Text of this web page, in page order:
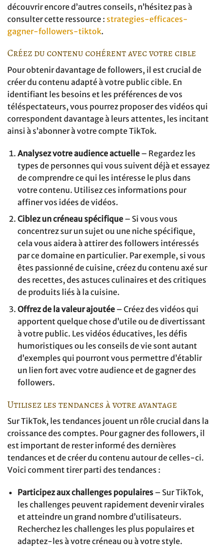
découvrir encore d’autres conseils, n’hésitez pas à
consulter cette ressource : strategies-efficaces-
gagner-followers-tiktok.
Créez du contenu cohérent avec votre cible
Pour obtenir davantage de followers, il est crucial de
créer du contenu adapté à votre public cible. En
identifiant les besoins et les préférences de vos
téléspectateurs, vous pourrez proposer des vidéos qui
correspondent davantage à leurs attentes, les incitant
ainsi à s’abonner à votre compte TikTok.
Analysez votre audience actuelle– Regardez les
types de personnes qui vous suivent déjà et essayez
de comprendre ce qui les intéresse le plus dans
votre contenu. Utilisez ces informations pour
affiner vos idées de vidéos.
Ciblez un créneau spécifique– Si vous vous
concentrez sur un sujet ou une niche spécifique,
cela vous aidera à attirer des followers intéressés
par ce domaine en particulier. Par exemple, si vous
êtes passionné de cuisine, créez du contenu axé sur
des recettes, des astuces culinaires et des critiques
de produits liés à la cuisine.
Offrez de la valeur ajoutée– Créez des vidéos qui
apportent quelque chose d’utile ou de divertissant
à votre public. Les vidéos éducatives, les défis
humoristiques ou les conseils de vie sont autant
d’exemples qui pourront vous permettre d’établir
un lien fort avec votre audience et de gagner des
followers.
Utilisez les tendances à votre avantage
Sur TikTok, les tendances jouent un rôle crucial dans la
croissance des comptes. Pour gagner des followers, il
est important de rester informé des dernières
tendances et de créer du contenu autour de celles-ci.
Voici comment tirer parti des tendances :
Participez aux challenges populaires– Sur TikTok,
les challenges peuvent rapidement devenir virales
et atteindre un grand nombre d’utilisateurs.
Recherchez les challenges les plus populaires et
adaptez-les à votre créneau ou à votre style.